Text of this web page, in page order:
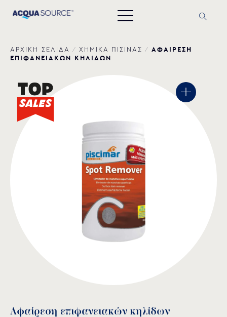
ΑΡΧΙΚΗ ΣΕΛΙΔΑ / ΧΗΜΙΚΑ ΠΙΣΙΝΑΣ / ΑΦΑΙΡΕΣΗ
ΕΠΙΦΑΝΕΙΑΚΩΝ ΚΗΛΙΔΩΝ
Αφαίρεση επιφανειακών κηλίδων